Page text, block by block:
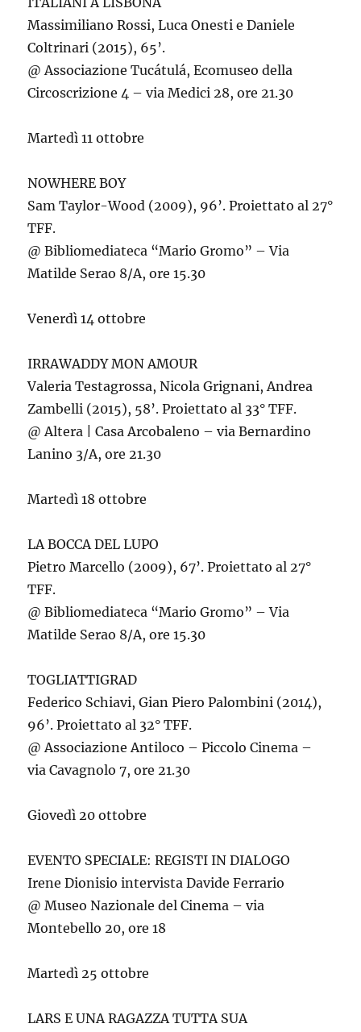
Massimiliano Rossi, Luca Onesti e Daniele
Coltrinari (2015), 65’.
@ Associazione Tucátulá, Ecomuseo della
Circoscrizione 4 – via Medici 28, ore 21.30
Martedì 11 ottobre
NOWHERE BOY
Sam Taylor-Wood (2009), 96’. Proiettato al 27°
TFF.
@ Bibliomediateca “Mario Gromo” – Via
Matilde Serao 8/A, ore 15.30
Venerdì 14 ottobre
IRRAWADDY MON AMOUR
Valeria Testagrossa, Nicola Grignani, Andrea
Zambelli (2015), 58’. Proiettato al 33° TFF.
@ Altera | Casa Arcobaleno – via Bernardino
Lanino 3/A, ore 21.30
Martedì 18 ottobre
LA BOCCA DEL LUPO
Pietro Marcello (2009), 67’. Proiettato al 27°
TFF.
@ Bibliomediateca “Mario Gromo” – Via
Matilde Serao 8/A, ore 15.30
TOGLIATTIGRAD
Federico Schiavi, Gian Piero Palombini (2014),
96’. Proiettato al 32° TFF.
@ Associazione Antiloco – Piccolo Cinema –
via Cavagnolo 7, ore 21.30
Giovedì 20 ottobre
EVENTO SPECIALE: REGISTI IN DIALOGO
Irene Dionisio intervista Davide Ferrario
@ Museo Nazionale del Cinema – via
Montebello 20, ore 18
Martedì 25 ottobre
LARS E UNA RAGAZZA TUTTA SUA